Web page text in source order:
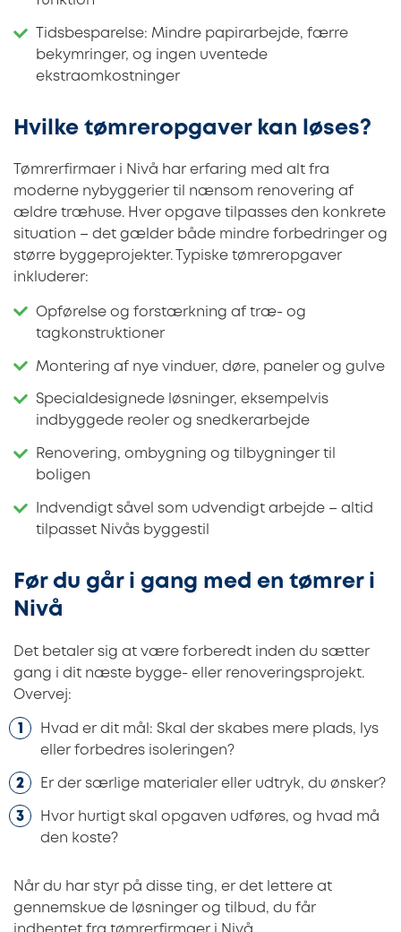
Tidsbesparelse: Mindre papirarbejde, færre
bekymringer, og ingen uventede
ekstraomkostninger
Hvilke tømreropgaver kan løses?
Tømrerfirmaer i Nivå har erfaring med alt fra
moderne nybyggerier til nænsom renovering af
ældre træhuse. Hver opgave tilpasses den konkrete
situation – det gælder både mindre forbedringer og
større byggeprojekter. Typiske tømreropgaver
inkluderer:
Opførelse og forstærkning af træ- og
tagkonstruktioner
Montering af nye vinduer, døre, paneler og gulve
Specialdesignede løsninger, eksempelvis
indbyggede reoler og snedkerarbejde
Renovering, ombygning og tilbygninger til
boligen
Indvendigt såvel som udvendigt arbejde – altid
tilpasset Nivås byggestil
Før du går i gang med en tømrer i
Nivå
Det betaler sig at være forberedt inden du sætter
gang i dit næste bygge- eller renoveringsprojekt.
Overvej:
Hvad er dit mål: Skal der skabes mere plads, lys
eller forbedres isoleringen?
Er der særlige materialer eller udtryk, du ønsker?
Hvor hurtigt skal opgaven udføres, og hvad må
den koste?
Når du har styr på disse ting, er det lettere at
gennemskue de løsninger og tilbud, du får